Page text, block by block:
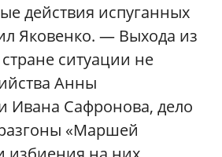
действия испуганных
Яковенко. — Выхода из
ситуации не
Анны
Ивана Сафронова, дело
«Маршей